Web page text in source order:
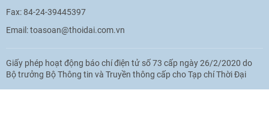
Fax: 84-24-39445397
Email:toasoan@thoidai.com.vn
Giấy phép hoạt động báo chí điện tử số 73 cấp ngày 26/2/2020 do
Bộ trưởng Bộ Thông tin và Truyền thông cấp cho Tạp chí Thời Đại